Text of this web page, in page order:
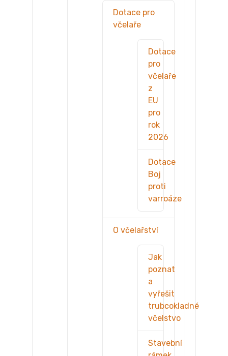
Dotace pro
včelaře
Dotace
pro
včelaře
z
EU
pro
rok
2026
Dotace
Boj
proti
varroáze
O včelařství
Jak
poznat
a
vyřešit
trubcokladné
včelstvo
Stavební